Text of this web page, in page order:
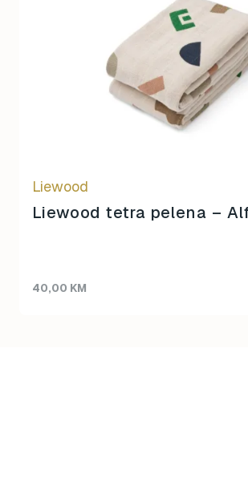
Liewood
Liewood tetra pelena –
40,00 KM